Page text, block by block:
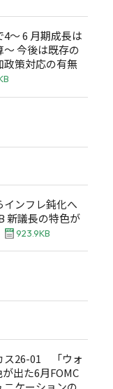
～ 6 月期成長は
今後は既存の
政策対応の有無
インフレ鈍化へ
新議長の特色が
923.9KB
ス26-01 「ウォ
出た6月FOMC